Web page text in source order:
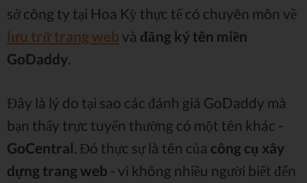
sở công ty tại Hoa Kỳ thực tế có chuyên môn về
lưu trữ trang web và đăng ký tên miền
GoDaddy
Đây là lý do tại sao các đánh giá GoDaddy mà
bạn thấy trực tuyến thường có một tên khác -
GoCentral . Đó thực sự là tên của công cụ xây
dựng trang web - vì không nhiều người biết đến